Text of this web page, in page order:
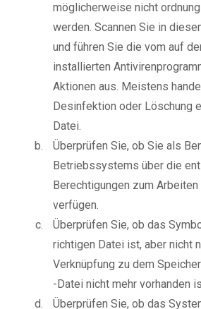
möglicherweise nicht
werden. Scannen Sie in
und führen Sie die vom auf
installierten
Aktionen aus. Meistens
Desinfektion oder Löschung
Datei.
Überprüfen Sie, ob Sie als
Betriebssystems über die
Berechtigungen zum
verfügen.
Überprüfen Sie, ob das
richtigen Datei ist, aber nicht
Verknüpfung zu dem
-Datei nicht mehr vorhanden
Überprüfen Sie, ob das